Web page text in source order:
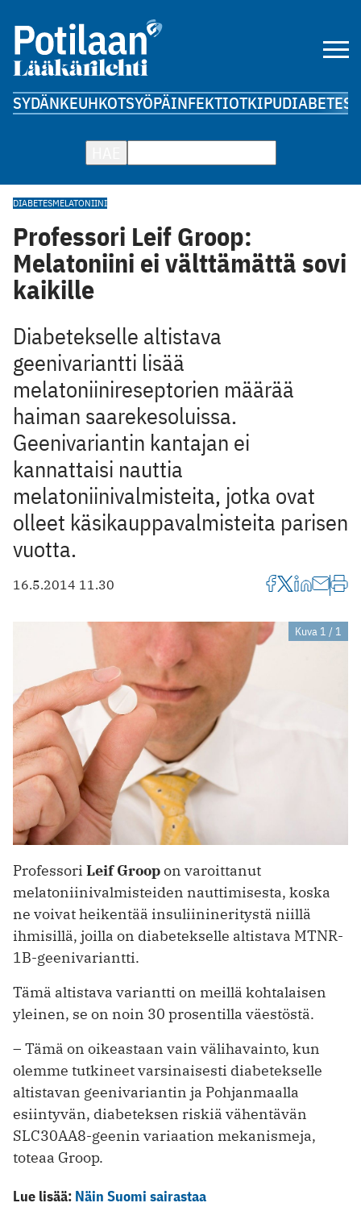
SYDÄNKEUHKOTSYÖPÄINFEKTIOTKIPUDIABETES
DIABETESMELATONIINI
Professori Leif Groop:
Melatoniini ei välttämättä sovi
kaikille
Diabetekselle altistava
geenivariantti lisää
melatoniinireseptorien määrää
haiman saarekesoluissa.
Geenivariantin kantajan ei
kannattaisi nauttia
melatoniinivalmisteita, jotka ovat
olleet käsikauppavalmisteita parisen
vuotta.
16.5.2014 11.30
Kuva 1 / 1
Professori Leif Groopon varoittanut
melatoniinivalmisteiden nauttimisesta, koska
ne voivat heikentää insuliinineritystä niillä
ihmisillä, joilla on diabetekselle altistava MTNR-
1B-geenivariantti.
Tämä altistava variantti on meillä kohtalaisen
yleinen, se on noin 30 prosentilla väestöstä.
– Tämä on oikeastaan vain välihavainto, kun
olemme tutkineet varsinaisesti diabetekselle
altistavan geenivariantin ja Pohjanmaalla
esiintyvän, diabeteksen riskiä vähentävän
SLC30AA8-geenin variaation mekanismeja,
toteaa Groop.
Lue lisää: Näin Suomi sairastaa